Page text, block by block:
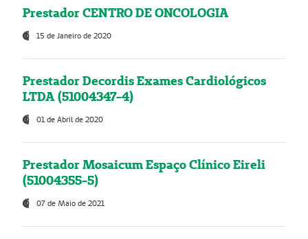
Prestador CENTRO DE ONCOLOGIA
15 de Janeiro de 2020
Prestador Decordis Exames Cardiológicos
LTDA (51004347-4)
01 de Abril de 2020
Prestador Mosaicum Espaço Clínico Eireli
(51004355-5)
07 de Maio de 2021